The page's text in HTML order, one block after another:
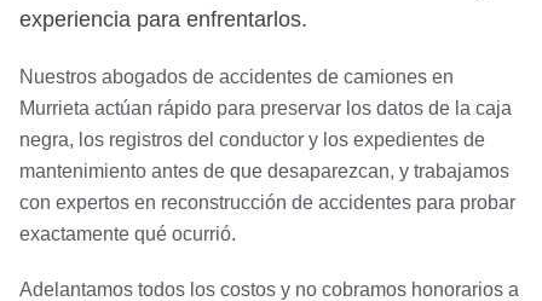
experiencia para enfrentarlos.
Nuestros abogados de accidentes de camiones en
Murrieta actúan rápido para preservar los datos de la caja
negra, los registros del conductor y los expedientes de
mantenimiento antes de que desaparezcan, y trabajamos
con expertos en reconstrucción de accidentes para probar
exactamente qué ocurrió.
Adelantamos todos los costos y no cobramos honorarios a